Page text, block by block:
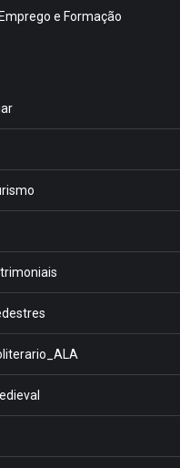
e Formação